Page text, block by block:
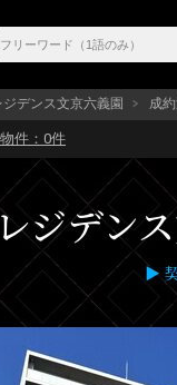
デンス文京六義園 成
件： 0件
ジデン
▶